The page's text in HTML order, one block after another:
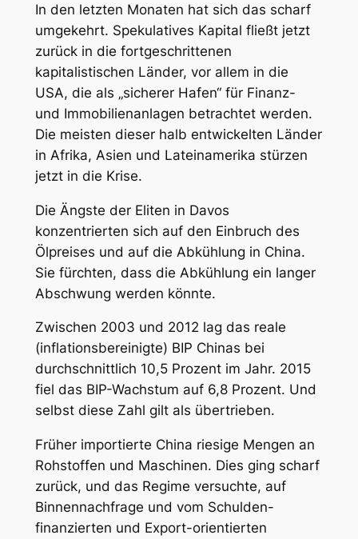
In den letzten Monaten hat sich das scharf
umgekehrt. Spekulatives Kapital fließt jetzt
zurück in die fortgeschrittenen
kapitalistischen Länder, vor allem in die
USA, die als „sicherer Hafen“ für Finanz-
und Immobilienanlagen betrachtet werden.
Die meisten dieser halb entwickelten Länder
in Afrika, Asien und Lateinamerika stürzen
jetzt in die Krise.
Die Ängste der Eliten in Davos
konzentrierten sich auf den Einbruch des
Ölpreises und auf die Abkühlung in China.
Sie fürchten, dass die Abkühlung ein langer
Abschwung werden könnte.
Zwischen 2003 und 2012 lag das reale
(inflationsbereinigte) BIP Chinas bei
durchschnittlich 10,5 Prozent im Jahr. 2015
fiel das BIP-Wachstum auf 6,8 Prozent. Und
selbst diese Zahl gilt als übertrieben.
Früher importierte China riesige Mengen an
Rohstoffen und Maschinen. Dies ging scharf
zurück, und das Regime versuchte, auf
Binnennachfrage und vom Schulden-
finanzierten und Export-orientierten